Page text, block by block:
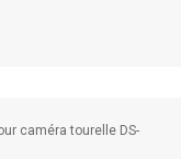
caméra tourelle DS-